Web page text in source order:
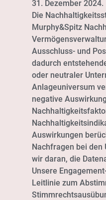
31. Dezember 2024.
Die
Murphy&Spitz
Ausschluss- und
dadurch
oder neutraler
Anlageuniversum
negative
Auswirkungen
Nachfragen bei den
wir daran, die
Unsere
Leitlinie zum